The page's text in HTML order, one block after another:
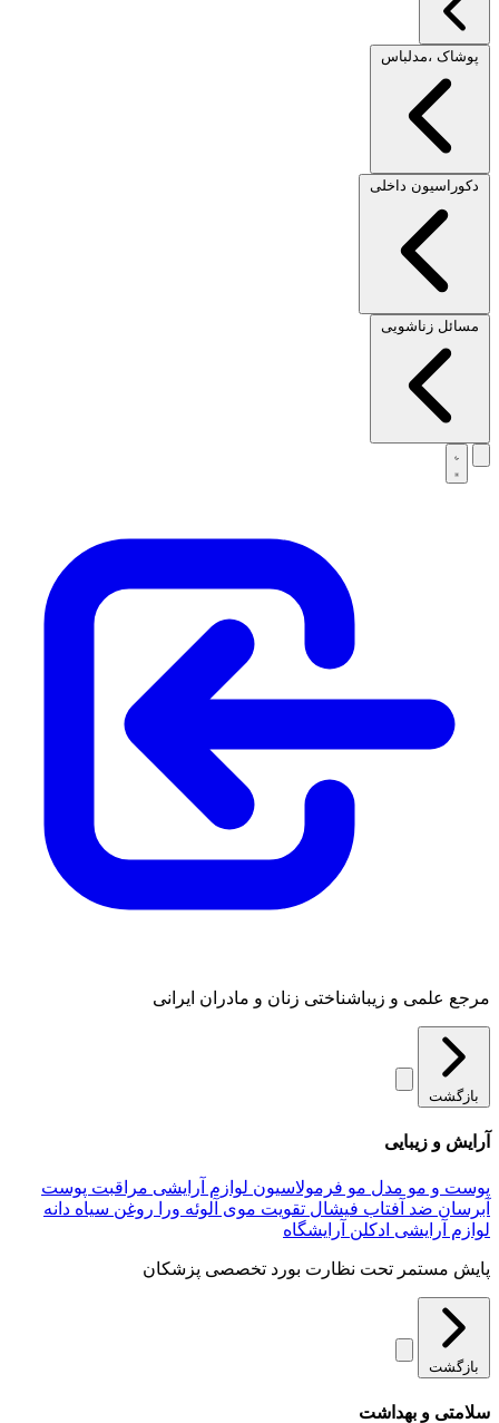
پوشاک ،مدلباس
دکوراسیون داخلی
مسائل زناشویی
مرجع علمی و زیباشناختی زنان و مادران ایرانی
بازگشت
آرایش و زیبایی
پوست و مو مدل مو فرمولاسیون لوازم آرایشی مراقبت پوست
آبرسان ضد آفتاب فیشال تقویت موی آلوئه‌ ورا روغن سیاه دانه
لوازم آرایشی ادکلن آرایشگاه
پایش مستمر تحت نظارت بورد تخصصی پزشکان
بازگشت
سلامتی و بهداشت